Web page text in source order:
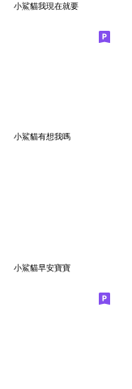
小鯊貓我現在就要
小鯊貓有想我嗎
小鯊貓早安寶寶